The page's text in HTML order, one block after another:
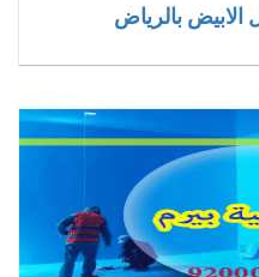
بالرياض